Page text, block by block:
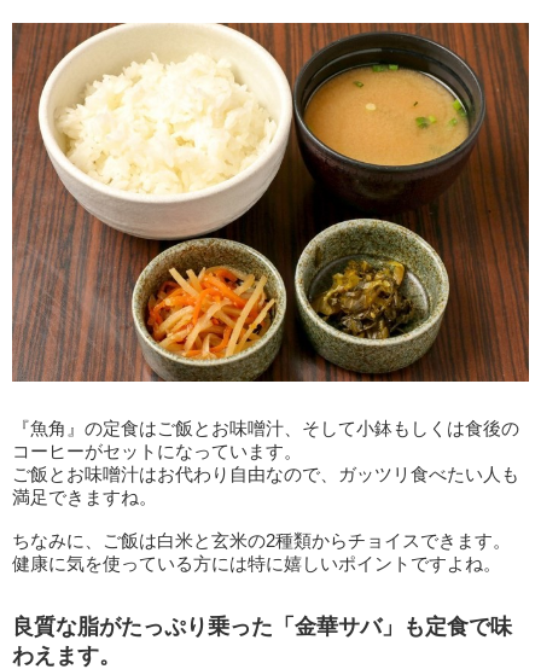
『魚角』の定食はご飯とお味噌汁、そして小鉢もしくは食後の
コーヒーがセットになっています。
ご飯とお味噌汁はお代わり自由なので、ガッツリ食べたい人も
満足できますね。
ちなみに、ご飯は白米と玄米の2種類からチョイスできます。
健康に気を使っている方には特に嬉しいポイントですよね。
良質な脂がたっぷり乗った「金華サバ」も定食で味
わえます。